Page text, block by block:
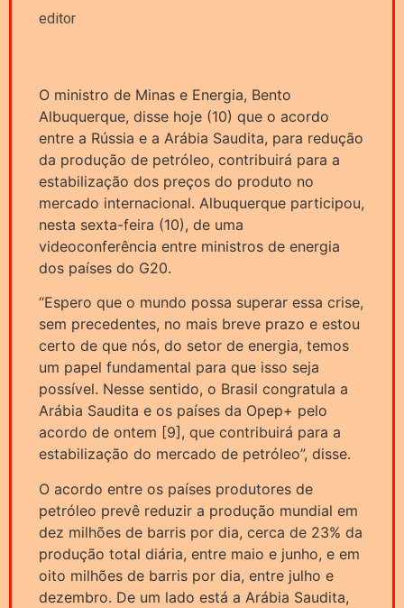
editor
O ministro de Minas e Energia, Bento
Albuquerque, disse hoje (10) que o acordo
entre a Rússia e a Arábia Saudita, para redução
da produção de petróleo, contribuirá para a
estabilização dos preços do produto no
mercado internacional. Albuquerque participou,
nesta sexta-feira (10), de uma
videoconferência entre ministros de energia
dos países do G20.
“Espero que o mundo possa superar essa crise,
sem precedentes, no mais breve prazo e estou
certo de que nós, do setor de energia, temos
um papel fundamental para que isso seja
possível. Nesse sentido, o Brasil congratula a
Arábia Saudita e os países da Opep+ pelo
acordo de ontem [9], que contribuirá para a
estabilização do mercado de petróleo”, disse.
O acordo entre os países produtores de
petróleo prevê reduzir a produção mundial em
dez milhões de barris por dia, cerca de 23% da
produção total diária, entre maio e junho, e em
oito milhões de barris por dia, entre julho e
dezembro. De um lado está a Arábia Saudita,